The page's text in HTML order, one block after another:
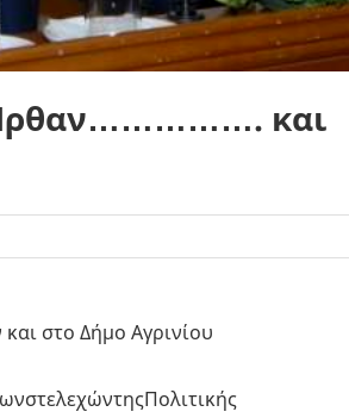
Ήρθαν……………. και
στο Δήμο Αγρινίου